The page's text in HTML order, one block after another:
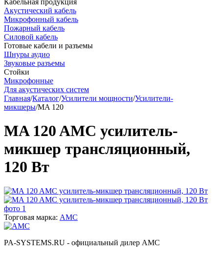
Кабельная продукция
Акустический кабель
Микрофонный кабель
Пожарный кабель
Силовой кабель
Готовые кабели и разъемы
Шнуры аудио
Звуковые разъемы
Стойки
Микрофонные
Для акустических систем
Главная/Каталог/Усилители мощности/Усилители-
микшеры/MA 120
MA 120 AMC усилитель-
микшер трансляционный,
120 Вт
Торговая марка: AMC
PA-SYSTEMS.RU - официальный дилер AMC